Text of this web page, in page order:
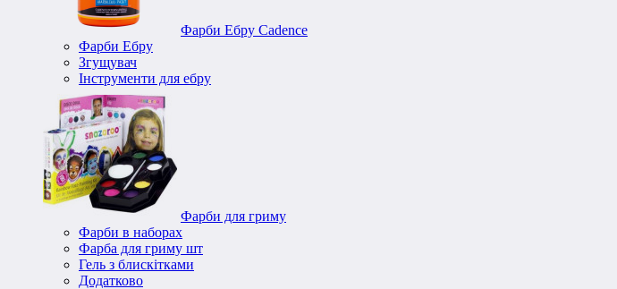
Фарби Ебру Cadence
Фарби Ебру
Згущувач
Інструменти для ебру
Фарби для гриму
Фарби в наборах
Фарба для гриму шт
Гель з блискітками
Додатково